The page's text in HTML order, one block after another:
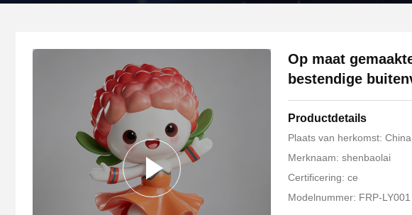
Op maat
bestendige
Productdetails
Plaats van herkomst: China
Merknaam: shenbaolai
Certificering: ce
Modelnummer: FRP-LY001